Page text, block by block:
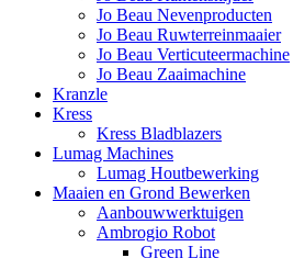
Jo Beau Nevenproducten
Jo Beau Ruwterreinmaaier
Jo Beau Verticuteermachine
Jo Beau Zaaimachine
Kranzle
Kress
Kress Bladblazers
Lumag Machines
Lumag Houtbewerking
Maaien en Grond Bewerken
Aanbouwwerktuigen
Ambrogio Robot
Green Line